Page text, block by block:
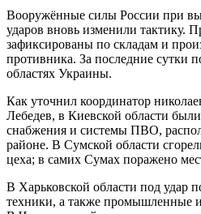
Вооружённые силы России при
ударов вновь изменили тактику.
зафиксированы по складам и
противника. За последние сутки
областях Украины.
Как уточнил координатор
Лебедев, в Киевской области
снабжения и системы ПВО,
районе. В Сумской области
цеха; в самих Сумах поражено
В Харьковской области под удар
техники, а также промышленные